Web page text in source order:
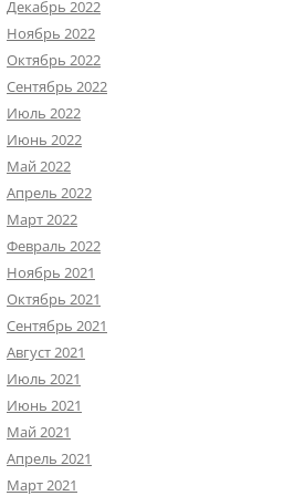
Декабрь 2022
Ноябрь 2022
Октябрь 2022
Сентябрь 2022
Июль 2022
Июнь 2022
Май 2022
Апрель 2022
Март 2022
Февраль 2022
Ноябрь 2021
Октябрь 2021
Сентябрь 2021
Август 2021
Июль 2021
Июнь 2021
Май 2021
Апрель 2021
Март 2021